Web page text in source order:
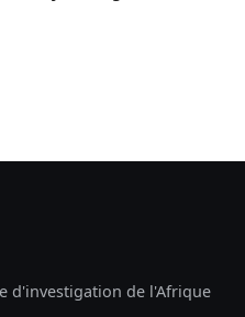
d'investigation de l'Afrique